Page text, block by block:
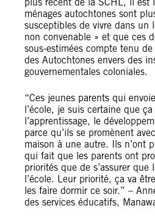
ménages autochtones sont
susceptibles de vivre dans un
non convenable » et que ces
sous-estimées compte tenu
des Autochtones envers des
gouvernementales coloniales.
“Ces jeunes parents qui
l’école, je suis certaine que
l’apprentissage, le
parce qu’ils se promènent
maison à une autre. Ils n’ont
qui fait que les parents ont
priorités que de s’assurer que
l’école. Leur priorité, ça va
les faire dormir ce soir.” –
des services éducatifs,